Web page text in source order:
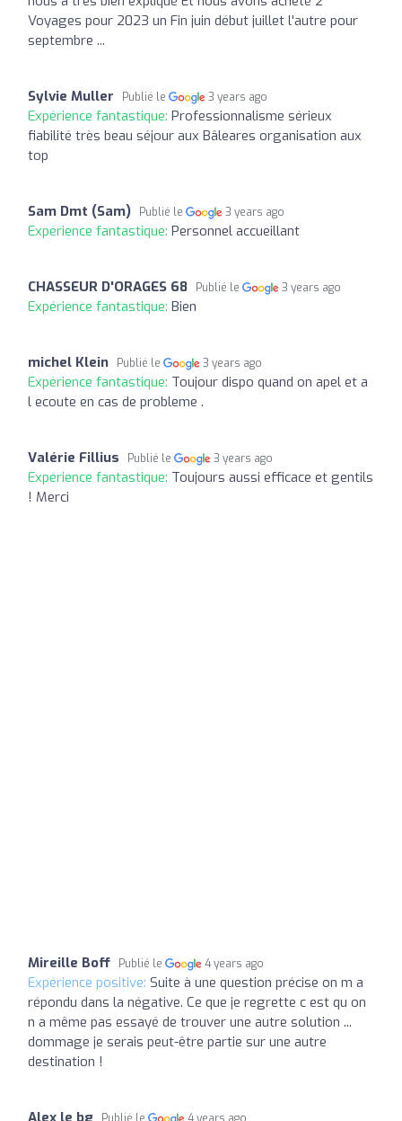
Voyages pour 2023 un Fin juin début juillet l'autre pour
septembre ...
Sylvie Muller Publié le 3 years ago
Expérience fantastique: Professionnalisme sérieux
fiabilité très beau séjour aux Bâleares organisation aux
top
Sam Dmt (Sam) Publié le 3 years ago
Expérience fantastique: Personnel accueillant
CHASSEUR D'ORAGES 68 Publié le 3 years ago
Expérience fantastique: Bien
michel Klein Publié le 3 years ago
Expérience fantastique: Toujour dispo quand on apel et a
l ecoute en cas de probleme .
Valérie Fillius Publié le 3 years ago
Expérience fantastique: Toujours aussi efficace et gentils
! Merci
Mireille Boff Publié le 4 years ago
Expérience positive: Suite à une question précise on m a
répondu dans la négative. Ce que je regrette c est qu on
n a même pas essayé de trouver une autre solution ...
dommage je serais peut-être partie sur une autre
destination !
Alex le bg Publié le 4 years ago